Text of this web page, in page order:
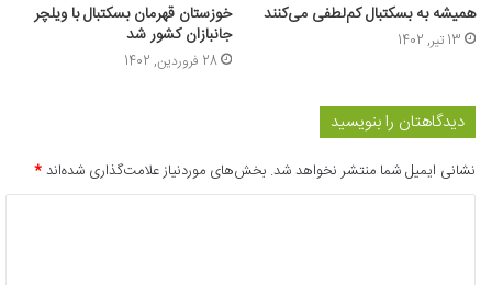
همیشه به بسکتبال کم‌لطفی می‌کنند
13 تیر, 1402
خوزستان قهرمان بسکتبال با ویلچر
جانبازان کشور شد
28 فروردین, 1402
دیدگاهتان را بنویسید
نشانی ایمیل شما منتشر نخواهد شد. بخش‌های موردنیاز علامت‌گذاری شده‌اند*